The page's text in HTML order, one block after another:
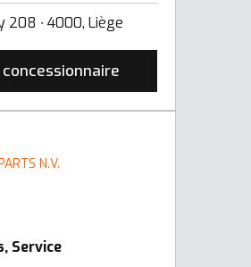
208 ∙ 4000, Liège
N.V.
Service